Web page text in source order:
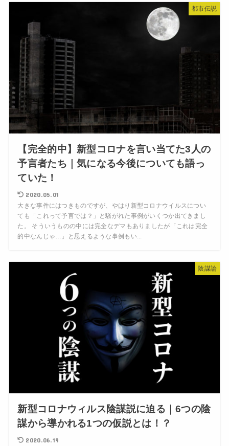
都市伝説
【完全的中】新型コロナを言い当てた3人の
予言者たち｜気になる今後についても語っ
ていた！
2020.05.01
大きな事件にはつきものですが、やはり新型コロナウイルスについ
ても「これって予言では？」と騒がれた事例がいくつか出てきまし
た。 そういうものの中には完全なデマもありましたが「これは完全
的中なんじゃ…」と思えるような事例もい...
陰謀論
新型コロナウィルス陰謀説に迫る｜6つの陰
謀から導かれる1つの仮説とは！？
2020.06.19